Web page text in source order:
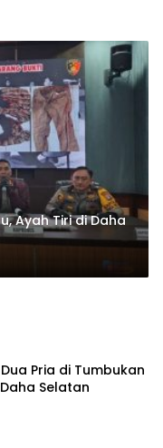
Ayah Tiri di Daha
Pria di Tumbukan
Selatan